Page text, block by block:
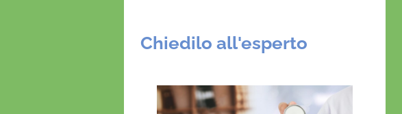
Chiedilo all'esperto